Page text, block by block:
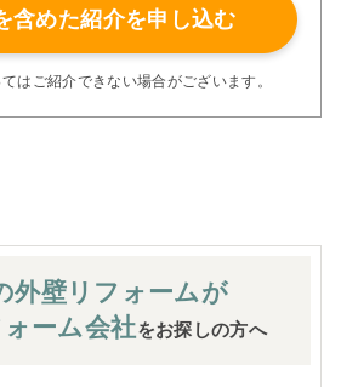
体制により高い施工品質を実現。
リフォームならではの充実の保証、
で工事後も安心です。
お住まいの再生を私たちにお任せく
含めた紹介を申し込む
はご紹介できない場合がございます。
外壁 リフォームが
ーム会社をお探しの方へ